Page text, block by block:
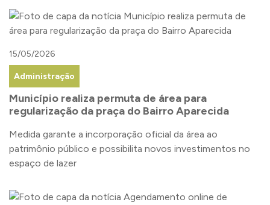
15/05/2026
Administração
Município realiza permuta de área para
regularização da praça do Bairro Aparecida
Medida garante a incorporação oficial da área ao
patrimônio público e possibilita novos investimentos no
espaço de lazer